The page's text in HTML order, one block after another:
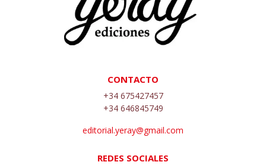
CONTACTO
+34 675427457
+34 646845749
editorial.yeray@gmail.com
REDES SOCIALES